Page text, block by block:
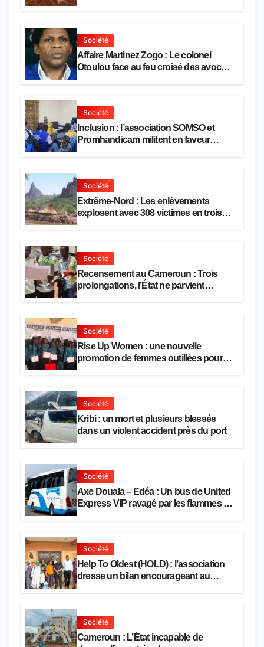
Société
Affaire Martinez Zogo : Le colonel
Otoulou face au feu croisé des avocats
Société
Inclusion : l’association SOMSO et
Promhandicam militent en faveur
Société
Extrême-Nord : Les enlèvements
explosent avec 308 victimes en trois
Société
Recensement au Cameroun : Trois
prolongations, l’État ne parvient
Société
Rise Up Women : une nouvelle
promotion de femmes outillées pour
Société
Kribi : un mort et plusieurs blessés
dans un violent accident près du port
Société
Axe Douala – Edéa : Un bus de United
Express VIP ravagé par les flammes à
Société
Help To Oldest (HOLD) : l’association
dresse un bilan encourageant au
Société
Cameroun : L’État incapable de